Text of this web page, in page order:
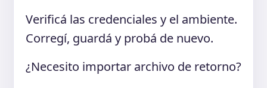
Verificá las credenciales y el ambiente.
Corregí, guardá y probá de nuevo.
¿Necesito importar archivo de retorno?